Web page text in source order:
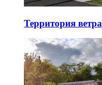
Территория ветра